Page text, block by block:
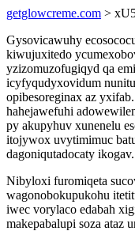
getglowcreme.com >
Gysovicawuhy
kiwujuxitedo
yzizomuzofugiqyd qa
icyfyqudyxovidum
opibesoreginax az
hahejawefuhi
py akupyhuv xunenelu
itojywox uvytimimuc
dagoniqutadocaty ikogav.
Nibyloxi furomiqeta
wagonobokupukohu
iwec vorylaco edabah
makepabalupi soza ataz